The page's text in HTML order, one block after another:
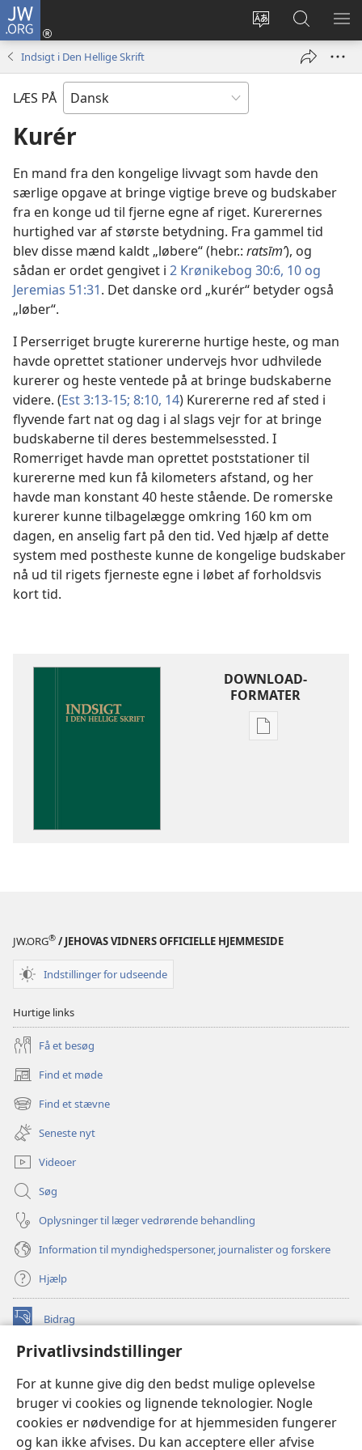
Privatlivsindstillinger
For at kunne give dig den bedst mulige oplevelse
bruger vi cookies og lignende teknologier. Nogle
cookies er nødvendige for at hjemmesiden fungerer
og kan ikke afvises. Du kan acceptere eller afvise
JW.ORG
Vælg
Log
på
vindue)
Søg
på
JW.ORG
VIS
Indsigt i Den Hellige Skrift
LÆS PÅ
Kurér
En mand fra den kongelige livvagt som havde den
særlige opgave at bringe vigtige breve og budskaber
fra en konge ud til fjerne egne af riget. Kurerernes
hurtighed var af største betydning. Fra gammel tid
blev disse mænd kaldt „løbere“ (hebr.: ratsīmʹ), og
sådan er ordet gengivet i 2 Krønikebog 30:6, 10 og
Jeremias 51:31. Det danske ord „kurér“ betyder også
„løber“.
I Perserriget brugte kurererne hurtige heste, og man
havde oprettet stationer undervejs hvor udhvilede
kurerer og heste ventede på at bringe budskaberne
videre. (Est 3:13-15; 8:10, 14) Kurererne red af sted i
flyvende fart nat og dag i al slags vejr for at bringe
budskaberne til deres bestemmelsessted. I
Romerriget havde man oprettet poststationer til
kurererne med kun få kilometers afstand, og her
havde man konstant 40 heste stående. De romerske
kurerer kunne tilbagelægge omkring 160 km om
dagen, en anselig fart på den tid. Ved hjælp af dette
system med postheste kunne de kongelige budskaber
nå ud til rigets fjerneste egne i løbet af forholdsvis
kort tid.
DOWNLOAD-
FORMATER
Indstillinger
JW.ORG® / JEHOVAS VIDNERS OFFICIELLE HJEMMESIDE
Indstillinger for udseende
Hurtige links
Få et besøg
Find et møde
(åbner
nyt
vindue)
Find et stævne
(åbner
nyt
vindue)
Seneste nyt
Videoer
Søg
Oplysninger til læger vedrørende behandling
Information til myndighedspersoner, journalister og forskere
Hjælp
Bidrag
(åbner
vindue)Watchtower ONLINE LIBRARY™
nyt
vindue)JW Hub
(åbner
nyt
vindue)JW Library